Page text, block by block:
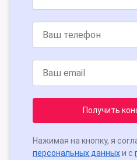
Получить
Нажимая на кнопку, я
персональных данныхи с